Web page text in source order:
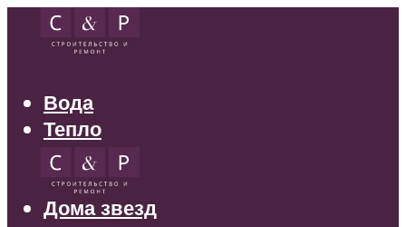
Вода
Тепло
Электрика
Свет
Дома звезд